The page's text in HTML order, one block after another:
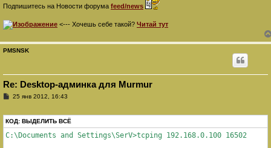
Подпишитесь на Новости форума feed/news
<--- Хочешь себе такой? Читай тут
PMSNSK
Re: Desktop-админка для Murmur
С
б
щ
н
25 янв 2012, 16:43
КОД: ВЫДЕЛИТЬ ВСЁ
C:\Documents and Settings\SerV>tcping 192.168.0.100 16502